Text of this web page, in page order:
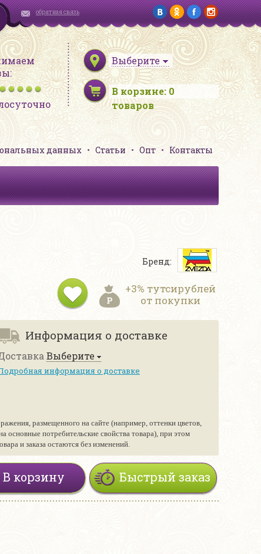
обратная связь
Выберите
В корзине: 0
товаров
данных Статьи Опт Контакты
Бренд:
+3% тутсирублей
от покупки
Информация о доставке
Выберите
информация о доставке
размещенного на сайте (например, оттенки цветов,
основные потребительские свойства товара), при этом
и заказа остаются без изменений.
Быстрый заказ
В корзину